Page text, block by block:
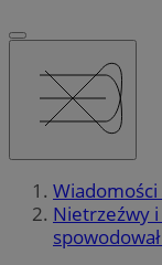
Nietrzeźwy